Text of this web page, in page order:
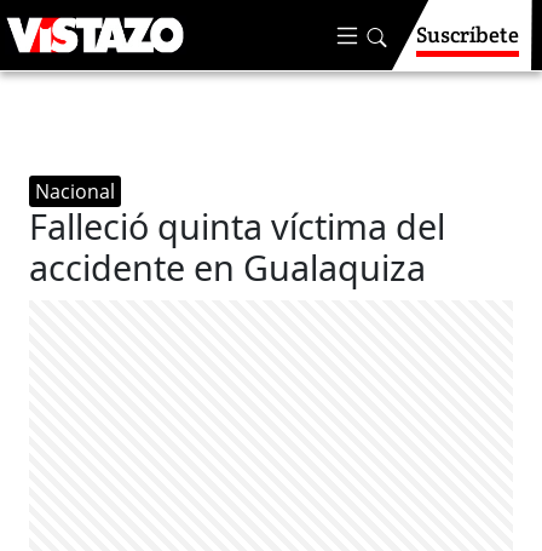
Suscríbete
Nacional
Falleció quinta víctima del
accidente en Gualaquiza